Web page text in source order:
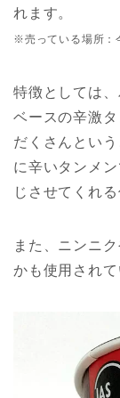
れます。
※売っている場所：
特徴としては
ベースの辛激
だくさんとい
に辛いタンメ
じさせてくれ
また、ニンニ
かも使用されて